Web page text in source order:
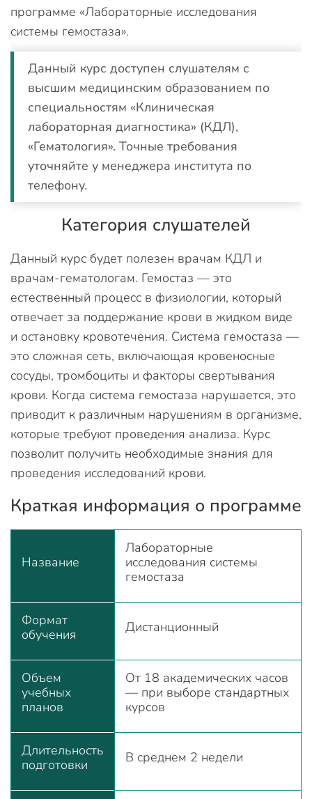
программе «Лабораторные исследования
системы гемостаза».
Данный курс доступен слушателям с
высшим медицинским образованием по
специальностям «Клиническая
лабораторная диагностика» (КДЛ),
«Гематология». Точные требования
уточняйте у менеджера института по
телефону.
Категория слушателей
Данный курс будет полезен врачам КДЛ и
врачам-гематологам. Гемостаз — это
естественный процесс в физиологии, который
отвечает за поддержание крови в жидком виде
и остановку кровотечения. Система гемостаза —
это сложная сеть, включающая кровеносные
сосуды, тромбоциты и факторы свертывания
крови. Когда система гемостаза нарушается, это
приводит к различным нарушениям в организме,
которые требуют проведения анализа. Курс
позволит получить необходимые знания для
проведения исследований крови.
Краткая информация о программе
Название
Лабораторные
исследования системы
гемостаза
Формат
обучения
Дистанционный
Объем
учебных
планов
От 18 академических часов
— при выборе стандартных
курсов
Длительность
подготовки
В среднем 2 недели